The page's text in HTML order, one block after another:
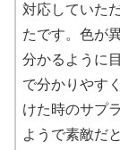
対応していた
たです。色が
分かるように
で分かりやす
けた時のサプ
ようで素敵だ